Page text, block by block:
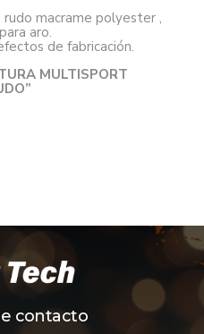
macrame polyester ,
aro.
de fabricación.
MULTISPORT
contacto